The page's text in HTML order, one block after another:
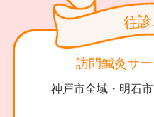
往診
訪問鍼灸サ
神戸市全域・明石